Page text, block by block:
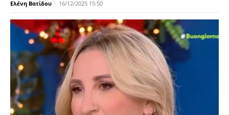
Ελένη Βατίδου - 16/12/2025 15:50